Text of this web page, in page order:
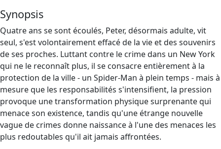
Synopsis
Quatre ans se sont écoulés, Peter, désormais adulte, vit
seul, s'est volontairement effacé de la vie et des souvenirs
de ses proches. Luttant contre le crime dans un New York
qui ne le reconnaît plus, il se consacre entièrement à la
protection de la ville - un Spider-Man à plein temps - mais à
mesure que les responsabilités s'intensifient, la pression
provoque une transformation physique surprenante qui
menace son existence, tandis qu'une étrange nouvelle
vague de crimes donne naissance à l'une des menaces les
plus redoutables qu'il ait jamais affrontées.